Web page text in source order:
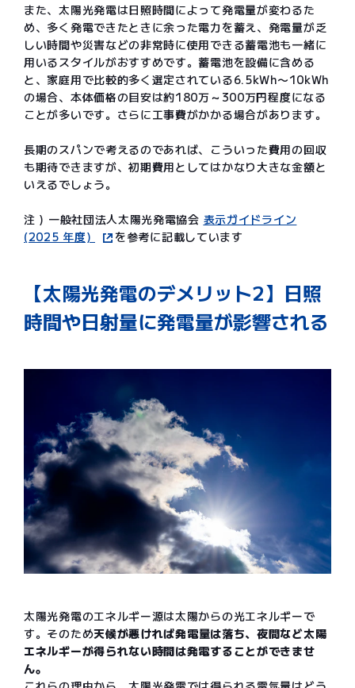
また、太陽光発電は日照時間によって発電量が変わるた
め、多く発電できたときに余った電力を蓄え、発電量が乏
しい時間や災害などの非常時に使用できる蓄電池も一緒に
用いるスタイルがおすすめです。蓄電池を設備に含める
と、家庭用で比較的多く選定されている6.5kWh〜10kWh
の場合、本体価格の目安は約180万～300万円程度になる
ことが多いです。さらに工事費がかかる場合があります。
長期のスパンで考えるのであれば、こういった費用の回収
も期待できますが、初期費用としてはかなり大きな金額と
いえるでしょう。
注 ) 一般社団法人太陽光発電協会 表示ガイドライン
(2025 年度)
を参考に記載しています
【太陽光発電のデメリット2】日照
時間や日射量に発電量が影響される
太陽光発電のエネルギー源は太陽からの光エネルギーで
す。そのため天候が悪ければ発電量は落ち、夜間など太陽
エネルギーが得られない時間は発電することができませ
ん。